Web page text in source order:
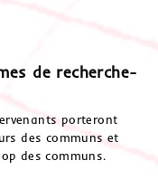
de recherche-
porteront
des communs et
des communs.